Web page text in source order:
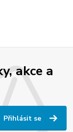
akce a
Přihlásit se